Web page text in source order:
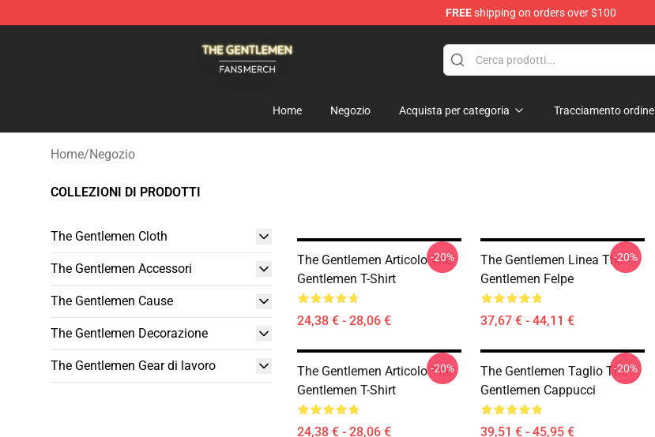
FREEshipping on orders over $100
Home Negozio Acquista per categoria Tracciamento ordine
Home/Negozio
COLLEZIONI DI PRODOTTI
The Gentlemen Cloth
The Gentlemen Accessori
The Gentlemen Cause
The Gentlemen Decorazione
The Gentlemen Gear di lavoro
The Gentlemen Articolo The
Gentlemen T-Shirt
24,38 € - 28,06 €
-20%
The Gentlemen Linea The
Gentlemen Felpe
37,67 € - 44,11 €
-20%
The Gentlemen Articolo The
Gentlemen T-Shirt
24,38 € - 28,06 €
-20%
The Gentlemen Taglio The
Gentlemen Cappucci
39,51 € - 45,95 €
-20%